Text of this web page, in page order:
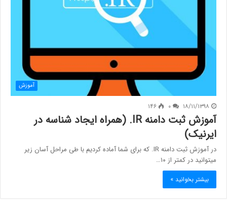
آموزش
۱۸/۱۱/۱۳۹۸ ۱۴۶
آموزش ثبت دامنه IR. (همراه ایجاد شناسه در
ایرنیک)
در آموزش ثبت دامنه IR. که برای شما آماده کردیم با طی مراحل آسان زیر
میتوانید در کمتر از ۱۰…
بیشتر بخوانید »